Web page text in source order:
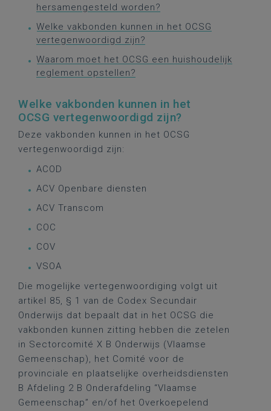
hersamengesteld worden?
Welke vakbonden kunnen in het OCSG
vertegenwoordigd zijn?
Waarom moet het OCSG een huishoudelijk
reglement opstellen?
Welke vakbonden kunnen in het
OCSG vertegenwoordigd zijn?
Deze vakbonden kunnen in het OCSG
vertegenwoordigd zijn:
ACOD
ACV Openbare diensten
ACV Transcom
COC
COV
VSOA
Die mogelijke vertegenwoordiging volgt uit
artikel 85, § 1 van de Codex Secundair
Onderwijs dat bepaalt dat in het OCSG die
vakbonden kunnen zitting hebben die zetelen
in Sectorcomité X B Onderwijs (Vlaamse
Gemeenschap), het Comité voor de
provinciale en plaatselijke overheidsdiensten
B Afdeling 2 B Onderafdeling “Vlaamse
Gemeenschap” en/of het Overkoepelend